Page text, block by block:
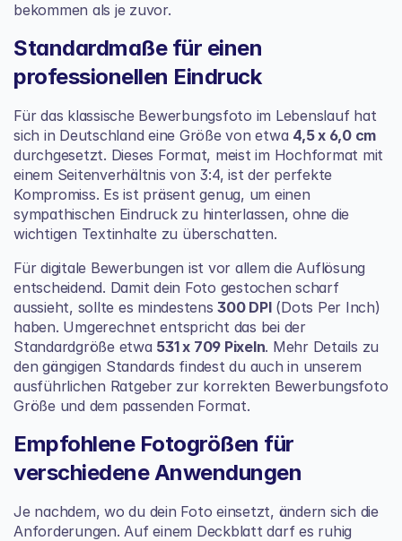
bekommen als je zuvor.
Standardmaße für einen
professionellen Eindruck
Für das klassische Bewerbungsfoto im Lebenslauf hat
sich in Deutschland eine Größe von etwa 4,5 x 6,0 cm
durchgesetzt. Dieses Format, meist im Hochformat mit
einem Seitenverhältnis von 3:4, ist der perfekte
Kompromiss. Es ist präsent genug, um einen
sympathischen Eindruck zu hinterlassen, ohne die
wichtigen Textinhalte zu überschatten.
Für digitale Bewerbungen ist vor allem die Auflösung
entscheidend. Damit dein Foto gestochen scharf
aussieht, sollte es mindestens 300 DPI (Dots Per Inch)
haben. Umgerechnet entspricht das bei der
Standardgröße etwa 531 x 709 Pixeln. Mehr Details zu
den gängigen Standards findest du auch in unserem
ausführlichen Ratgeber zur korrekten Bewerbungsfoto
Größe und dem passenden Format.
Empfohlene Fotogrößen für
verschiedene Anwendungen
Je nachdem, wo du dein Foto einsetzt, ändern sich die
Anforderungen. Auf einem Deckblatt darf es ruhig